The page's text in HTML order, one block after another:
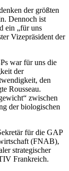
der größten
Dennoch ist
ein „für uns
Vizepräsident der
war für uns die
der
den
Rousseau.
zwischen
der biologischen
für die GAP
(FNAB),
strategischer
Frankreich.